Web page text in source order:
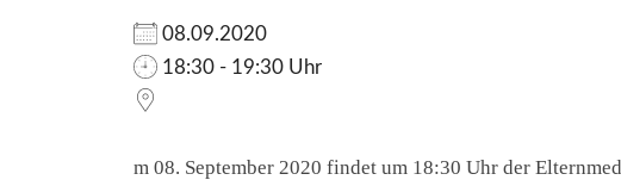
08.09.2020
18:30 - 19:30 Uhr
m 08. September 2020 findet um 18:30 Uhr der